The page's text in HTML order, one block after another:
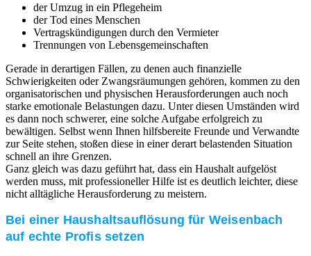
der Umzug in ein Pflegeheim
der Tod eines Menschen
Vertragskündigungen durch den Vermieter
Trennungen von Lebensgemeinschaften
Gerade in derartigen Fällen, zu denen auch finanzielle
Schwierigkeiten oder Zwangsräumungen gehören, kommen zu den
organisatorischen und physischen Herausforderungen auch noch
starke emotionale Belastungen dazu. Unter diesen Umständen wird
es dann noch schwerer, eine solche Aufgabe erfolgreich zu
bewältigen. Selbst wenn Ihnen hilfsbereite Freunde und Verwandte
zur Seite stehen, stoßen diese in einer derart belastenden Situation
schnell an ihre Grenzen.
Ganz gleich was dazu geführt hat, dass ein Haushalt aufgelöst
werden muss, mit professioneller Hilfe ist es deutlich leichter, diese
nicht alltägliche Herausforderung zu meistern.
Bei einer Haushaltsauflösung für Weisenbach
auf echte Profis setzen